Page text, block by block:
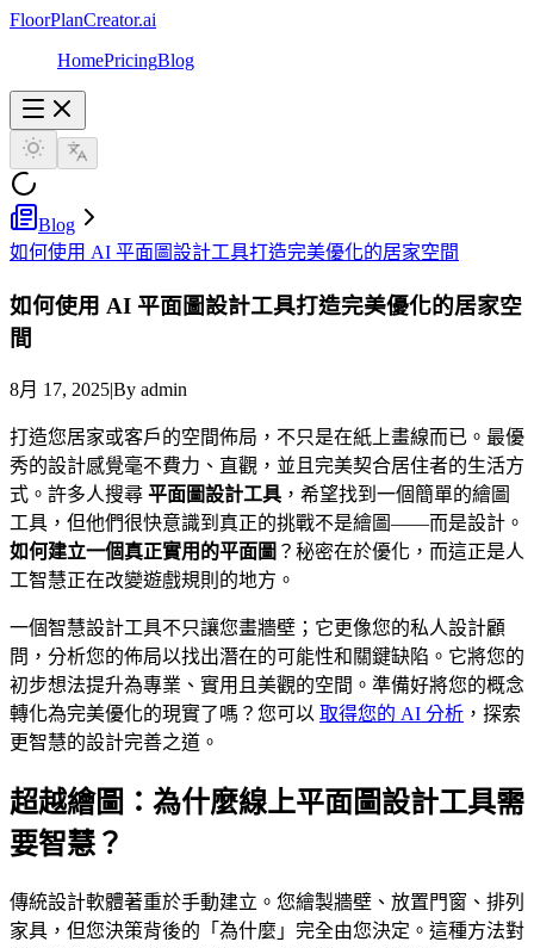
FloorPlanCreator.ai
HomePricingBlog
Blog
如何使用 AI 平面圖設計工具打造完美優化的居家空間
如何使用 AI 平面圖設計工具打造完美優化的居家空
間
8月 17, 2025|By admin
打造您居家或客戶的空間佈局，不只是在紙上畫線而已。最優
秀的設計感覺毫不費力、直觀，並且完美契合居住者的生活方
式。許多人搜尋 平面圖設計工具 ，希望找到一個簡單的繪圖
工具，但他們很快意識到真正的挑戰不是繪圖——而是設計。
如何建立一個真正實用的平面圖 ？秘密在於優化，而這正是人
工智慧正在改變遊戲規則的地方。
一個智慧設計工具不只讓您畫牆壁；它更像您的私人設計顧
問，分析您的佈局以找出潛在的可能性和關鍵缺陷。它將您的
初步想法提升為專業、實用且美觀的空間。準備好將您的概念
轉化為完美優化的現實了嗎？您可以 取得您的 AI 分析 ，探索
更智慧的設計完善之道。
超越繪圖：為什麼線上平面圖設計工具需
要智慧？
傳統設計軟體著重於手動建立。您繪製牆壁、放置門窗、排列
家具，但您決策背後的「為什麼」完全由您決定。這種方法對